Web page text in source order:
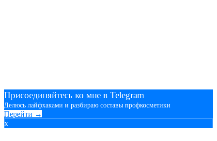
Присоединяйтесь ко мне в Telegram
Делюсь лайфхаками и разбираю составы профкосметики
Перейти →
x